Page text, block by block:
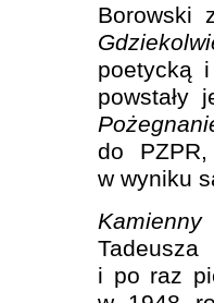
Borowski
poetycką
powstały
do
w wyniku
Kamienny
Tadeusza
i po raz